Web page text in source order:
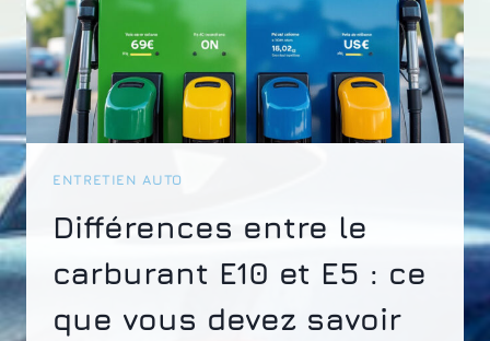
ENTRETIEN AUTO
Différences entre le
carburant E10 et E5 : ce
que vous devez savoir